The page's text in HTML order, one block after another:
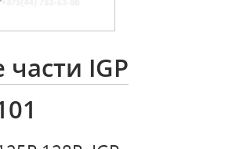
IGP